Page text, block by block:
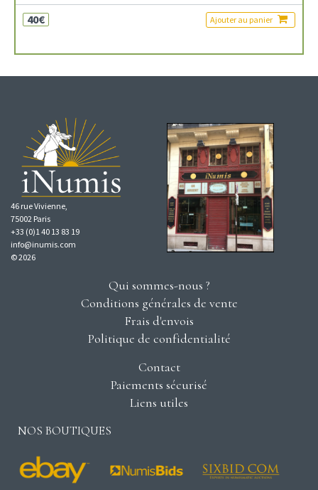
40€ Ajouter au panier
46 rue Vivienne,
75002 Paris
+33 (0)1 40 13 83 19
info@inumis.com
© 2026
Qui sommes-nous ?
Conditions générales de vente
Frais d'envois
Politique de confidentialité
Contact
Paiements sécurisé
Liens utiles
NOS BOUTIQUES